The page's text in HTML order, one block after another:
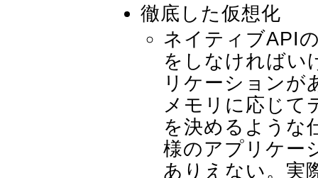
徹底した仮想化
ネイティブAPI
をしなければい
リケーションが
メモリに応じて
を決めるような
様のアプリケー
ありえない。実